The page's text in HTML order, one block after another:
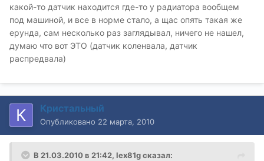
какой-то датчик находится где-то у радиатора вообщем
под машиной, и все в норме стало, а щас опять такая же
ерунда, сам несколько раз заглядывал, ничего не нашел,
думаю что вот ЭТО (датчик коленвала, датчик
распредвала)
Кристальный
Опубликовано 22 марта, 2010
В 21.03.2010 в 21:42, lex81g сказал: